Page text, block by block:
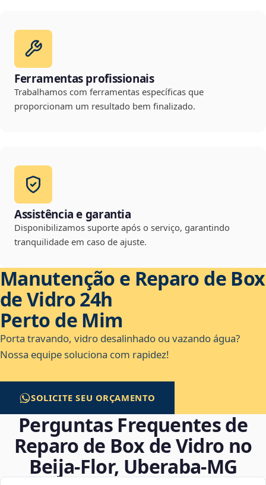
Ferramentas profissionais
Trabalhamos com ferramentas específicas que
proporcionam um resultado bem finalizado.
Assistência e garantia
Disponibilizamos suporte após o serviço, garantindo
tranquilidade em caso de ajuste.
Manutenção e Reparo de Box
de Vidro 24h
Perto de Mim
Porta travando, vidro desalinhado ou vazando água?
Nossa equipe soluciona com rapidez!
SOLICITE SEU ORÇAMENTO
Perguntas Frequentes de
Reparo de Box de Vidro no
Beija‑Flor, Uberaba‑MG